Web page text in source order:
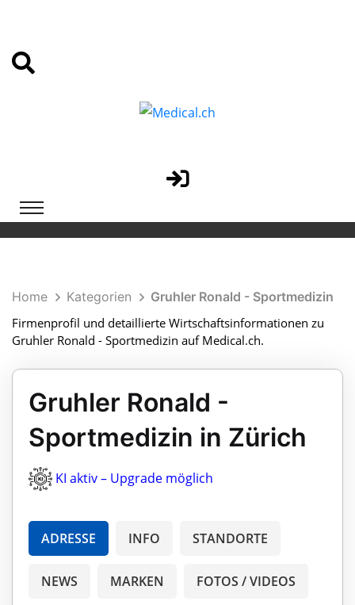
Home Kategorien
Gruhler Ronald - Sportmedizin
Firmenprofil und detaillierte Wirtschaftsinformationen zu
Gruhler Ronald - Sportmedizin auf Medical.ch.
Gruhler Ronald -
Sportmedizin in Zürich
KI aktiv – Upgrade möglich
ADRESSE INFO STANDORTE
NEWS MARKEN FOTOS / VIDEOS